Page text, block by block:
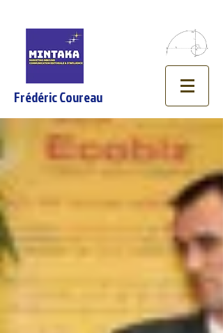
Frédéric Coureau